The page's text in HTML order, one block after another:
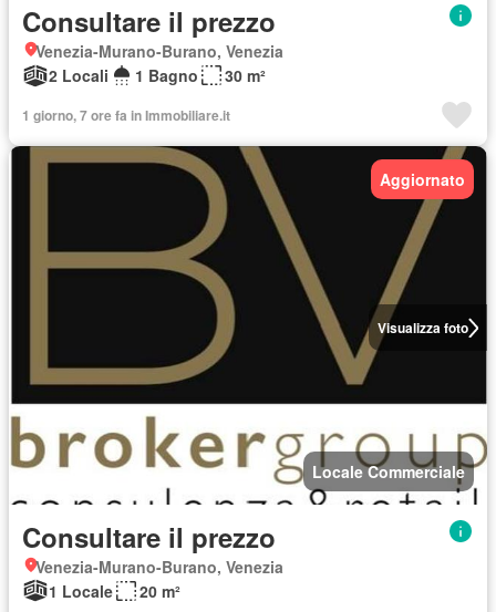
Consultare il prezzo
Venezia-Murano-Burano, Venezia
2 Locali
1 Bagno 30 m²
1 giorno, 7 ore fa in Immobiliare.it
Visualizza foto
Aggiornato
Locale Commerciale
Consultare il prezzo
Venezia-Murano-Burano, Venezia
1 Locale
20 m²